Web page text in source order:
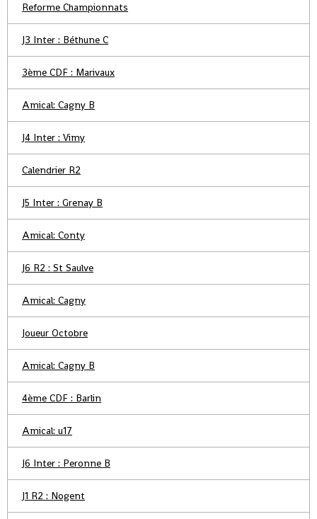
Reforme Championnats
J3 Inter : Béthune C
3ème CDF : Marivaux
Amical: Cagny B
J4 Inter : Vimy
Calendrier R2
J5 Inter : Grenay B
Amical: Conty
J6 R2 : St Saulve
Amical: Cagny
Joueur Octobre
Amical: Cagny B
4ème CDF : Barlin
Amical: u17
J6 Inter : Peronne B
J1 R2 : Nogent